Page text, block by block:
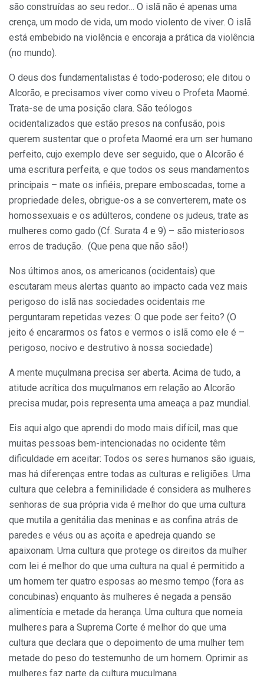
são construídas ao seu redor… O islã não é apenas uma
crença, um modo de vida, um modo violento de viver. O islã
está embebido na violência e encoraja a prática da violência
(no mundo).
O deus dos fundamentalistas é todo-poderoso; ele ditou o
Alcorão, e precisamos viver como viveu o Profeta Maomé.
Trata-se de uma posição clara. São teólogos
ocidentalizados que estão presos na confusão, pois
querem sustentar que o profeta Maomé era um ser humano
perfeito, cujo exemplo deve ser seguido, que o Alcorão é
uma escritura perfeita, e que todos os seus mandamentos
principais – mate os infiéis, prepare emboscadas, tome a
propriedade deles, obrigue-os a se converterem, mate os
homossexuais e os adúlteros, condene os judeus, trate as
mulheres como gado (Cf. Surata 4 e 9) – são misteriosos
erros de tradução. (Que pena que não são!)
Nos últimos anos, os americanos (ocidentais) que
escutaram meus alertas quanto ao impacto cada vez mais
perigoso do islã nas sociedades ocidentais me
perguntaram repetidas vezes: O que pode ser feito? (O
jeito é encararmos os fatos e vermos o islã como ele é –
perigoso, nocivo e destrutivo à nossa sociedade)
A mente muçulmana precisa ser aberta. Acima de tudo, a
atitude acrítica dos muçulmanos em relação ao Alcorão
precisa mudar, pois representa uma ameaça a paz mundial.
Eis aqui algo que aprendi do modo mais difícil, mas que
muitas pessoas bem-intencionadas no ocidente têm
dificuldade em aceitar: Todos os seres humanos são iguais,
mas há diferenças entre todas as culturas e religiões. Uma
cultura que celebra a feminilidade é considera as mulheres
senhoras de sua própria vida é melhor do que uma cultura
que mutila a genitália das meninas e as confina atrás de
paredes e véus ou as açoita e apedreja quando se
apaixonam. Uma cultura que protege os direitos da mulher
com lei é melhor do que uma cultura na qual é permitido a
um homem ter quatro esposas ao mesmo tempo (fora as
concubinas) enquanto às mulheres é negada a pensão
alimentícia e metade da herança. Uma cultura que nomeia
mulheres para a Suprema Corte é melhor do que uma
cultura que declara que o depoimento de uma mulher tem
metade do peso do testemunho de um homem. Oprimir as
mulheres faz parte da cultura muçulmana.